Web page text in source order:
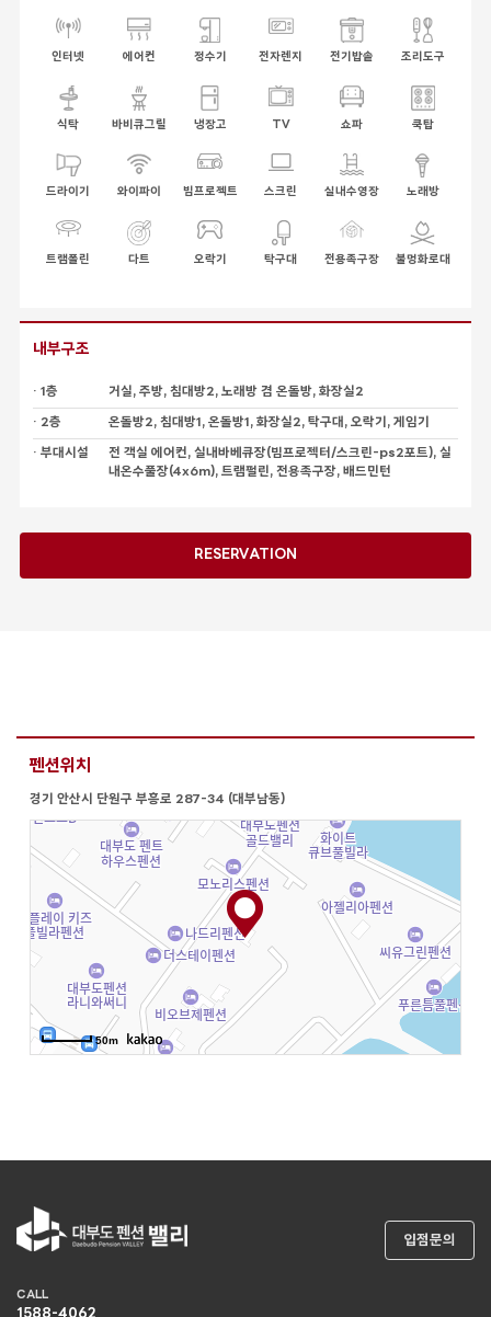
인터넷 에어컨 정수기 전자렌지 전기밥솥 조리도구
식탁 바비큐그릴 냉장고 TV 쇼파 쿡탑
드라이기 와이파이 빔프로젝트 스크린 실내수영장 노래방
트램폴린 다트 오락기 탁구대 전용족구장 불멍화로대
내부구조
· 1층 거실, 주방, 침대방2, 노래방 겸 온돌방, 화장실2
· 2층 온돌방2, 침대방1, 온돌방1, 화장실2, 탁구대, 오락기, 게임기
· 부대시설
전 객실 에어컨, 실내바베큐장(빔프로젝터/스크린-ps2포트), 실
내온수풀장(4x6m), 트램펄린, 전용족구장, 배드민턴
RESERVATION
펜션위치
경기 안산시 단원구 부흥로 287-34 (대부남동)
50m
CALL
입점문의